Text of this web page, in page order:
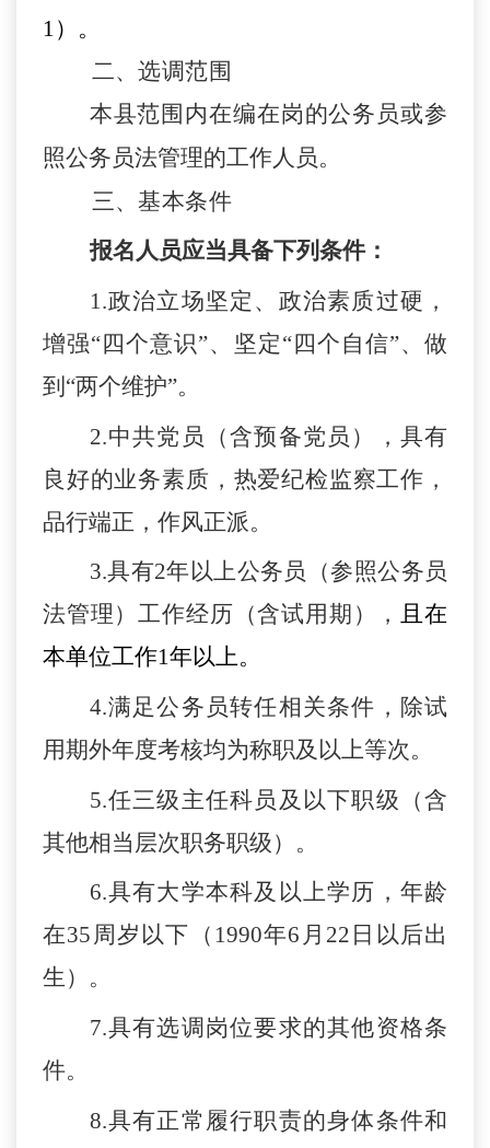
1 ） 。
二、选调范围
本县范围内在编在岗的公务员或参
照公务员法管理的工作人员。
三、基本条件
报名人员应当具备下列条件：
1.政治立场坚定、政治素质过硬，
增强“四个意识”、坚定“四个自信”、做
到“两个维护”。
2.中共党员（含预备党员），具有
良好的业务素质 ， 热爱纪检监察工作，
品行端正，作风正派。
3.具有2年以上公务员（参照公务员
法管理）工作经历（含试用期）
， 且在
本单位工作1年以上。
4.满足公务员转任相关条件， 除试
用期外年度考核均为称职及以上等次。
5.任三级主任科员及以下职级（含
其他相当层次职务职级）。
6.具有大学本科及以上学历，年龄
在35 周岁以下 （ 1990年6 月 22 日以后出
生）。
7.具有选调岗位要求的其他资格条
件。
8.具有正常履行职责的身体条件和